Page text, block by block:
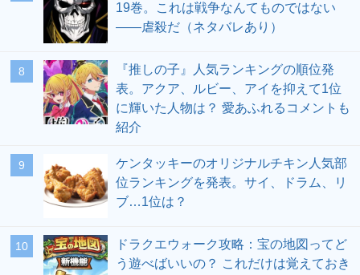
19巻。これは戦争なんてものではない
――虐殺だ（ネタバレあり）
『推しの子』人気ランキングの順位発
表。アクア、ルビー、アイを抑えて1位
に輝いた人物は？ 愛あふれるコメントも
紹介
ケンタッキーのオリジナルチキン人気部
位ランキングを発表。サイ、ドラム、リ
ブ…1位は？
ドラクエウォーク攻略：宝の地図ってど
う遊べばいいの？ これだけは覚えておき